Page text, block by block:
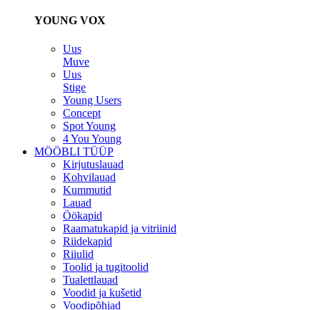
YOUNG VOX
Uus
Muve
Uus
Stige
Young Users
Concept
Spot Young
4 You Young
MÖÖBLI TÜÜP
Kirjutuslauad
Kohvilauad
Kummutid
Lauad
Öökapid
Raamatukapid ja vitriinid
Riidekapid
Riiulid
Toolid ja tugitoolid
Tualettlauad
Voodid ja kušetid
Voodipõhjad